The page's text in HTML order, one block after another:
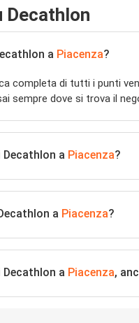
Decathlon
a Piacenza?
completa di tutti i punti
sempre dove si trova il
a Piacenza?
a Piacenza?
a Piacenza,